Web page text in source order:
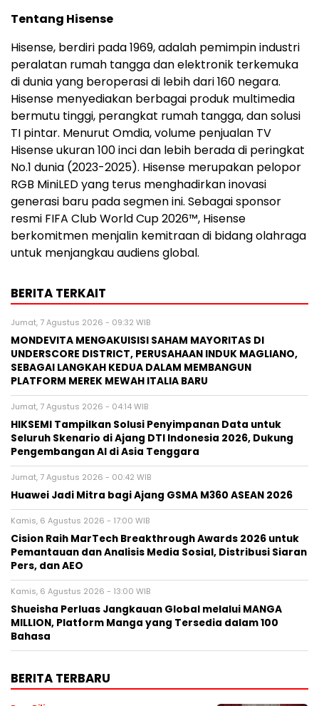
Tentang Hisense
Hisense, berdiri pada 1969, adalah pemimpin industri
peralatan rumah tangga dan elektronik terkemuka
di dunia yang beroperasi di lebih dari 160 negara.
Hisense menyediakan berbagai produk multimedia
bermutu tinggi, perangkat rumah tangga, dan solusi
TI pintar. Menurut Omdia, volume penjualan TV
Hisense ukuran 100 inci dan lebih berada di peringkat
No.1 dunia (2023-2025). Hisense merupakan pelopor
RGB MiniLED yang terus menghadirkan inovasi
generasi baru pada segmen ini. Sebagai sponsor
resmi FIFA Club World Cup 2026™, Hisense
berkomitmen menjalin kemitraan di bidang olahraga
untuk menjangkau audiens global.
BERITA TERKAIT
Jumat, 7 Agustus 2026 - 09:32 WIB
MONDEVITA MENGAKUISISI SAHAM MAYORITAS DI
UNDERSCORE DISTRICT, PERUSAHAAN INDUK MAGLIANO,
SEBAGAI LANGKAH KEDUA DALAM MEMBANGUN
PLATFORM MEREK MEWAH ITALIA BARU
Jumat, 7 Agustus 2026 - 04:14 WIB
HIKSEMI Tampilkan Solusi Penyimpanan Data untuk
Seluruh Skenario di Ajang DTI Indonesia 2026, Dukung
Pengembangan AI di Asia Tenggara
Jumat, 7 Agustus 2026 - 00:42 WIB
Huawei Jadi Mitra bagi Ajang GSMA M360 ASEAN 2026
Kamis, 6 Agustus 2026 - 17:00 WIB
Cision Raih MarTech Breakthrough Awards 2026 untuk
Pemantauan dan Analisis Media Sosial, Distribusi Siaran
Pers, dan AEO
Kamis, 6 Agustus 2026 - 13:00 WIB
Shueisha Perluas Jangkauan Global melalui MANGA
MILLION, Platform Manga yang Tersedia dalam 100
Bahasa
BERITA TERBARU